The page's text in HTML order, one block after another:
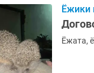
Ёжики
Ёжата,